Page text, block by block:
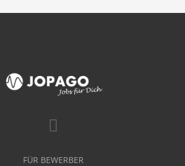
FÜR BEWERBER